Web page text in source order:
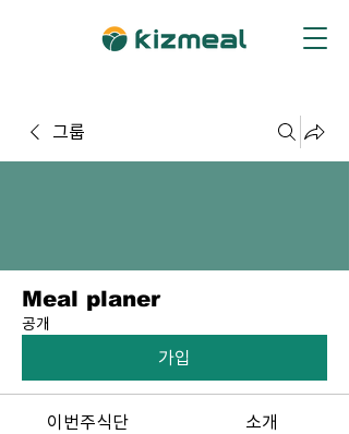
그룹
Meal planer
공개
가입
이번주식단 소개